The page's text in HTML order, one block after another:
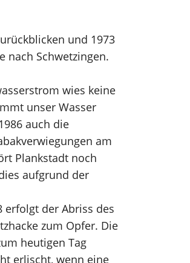
und 1973
nach Schwetzingen.
wies keine
unser Wasser
auch die
am
Plankstadt noch
aufgrund der
erfolgt der Abriss des
zum Opfer. Die
heutigen Tag
erlischt, wenn eine